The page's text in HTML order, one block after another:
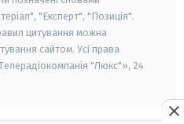
"Експерт", "Позиція".
цитування можна
сайтом. Усі права
"Люкс"», 24